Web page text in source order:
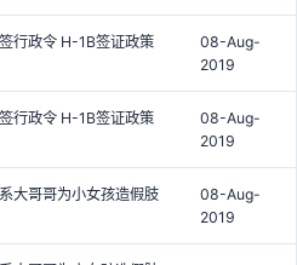
行政令 H-1B签证政策
08-Aug-
2019
行政令 H-1B签证政策
08-Aug-
2019
大哥哥为小女孩造假肢
08-Aug-
2019